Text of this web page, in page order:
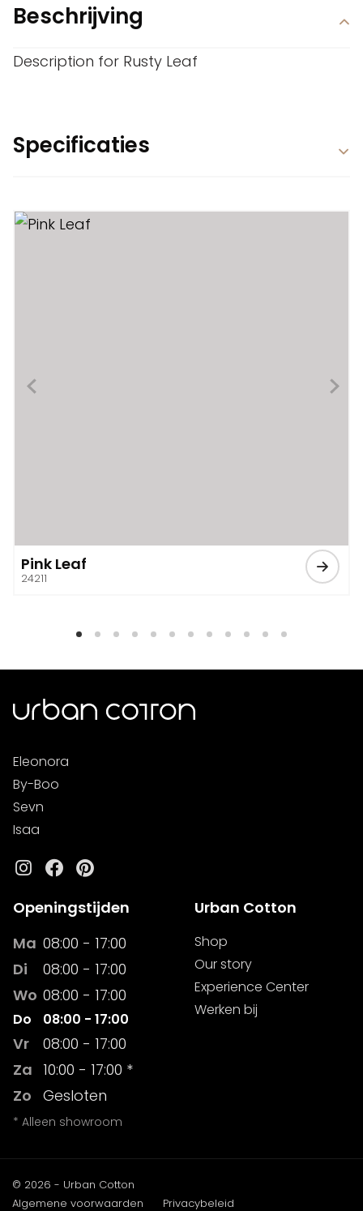
Beschrijving
Description for Rusty Leaf
Specificaties
Pink Leaf
24211
Eleonora
By-Boo
Sevn
Isaa
Instagram
Facebook
Pinterest
Openingstijden
Ma 08:00 - 17:00
Di
08:00 - 17:00
Wo 08:00 - 17:00
Do 08:00 - 17:00
Vr
08:00 - 17:00
Za 10:00 - 17:00 *
Zo
Gesloten
* Alleen showroom
Urban Cotton
Shop
Our story
Experience Center
Werken bij
© 2026 - Urban Cotton
Algemene voorwaarden
Privacybeleid